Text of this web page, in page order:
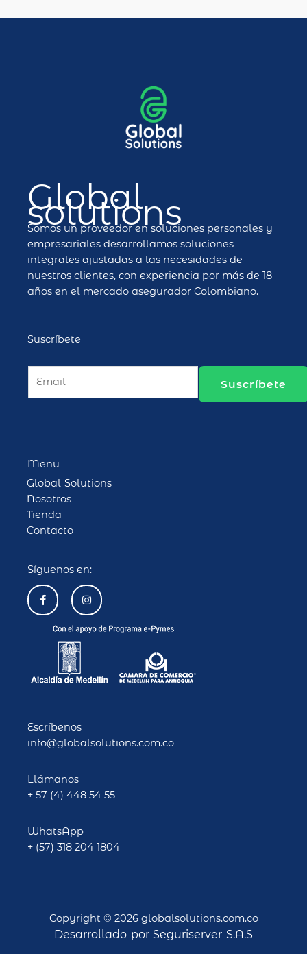
Global
solutions
Somos un proveedor en soluciones personales y
empresariales desarrollamos soluciones
integrales ajustadas a las necesidades de
nuestros clientes, con experiencia por más de 18
años en el mercado asegurador Colombiano.
Suscríbete
m
Suscríbete
Menu
Global Solutions
Nosotros
Tienda
Contacto
Síguenos en:
F
a
-
I
n
t
m
Escríbenos
info@globalsolutions.com.co
Llámanos
+ 57 (4) 448 54 55
WhatsApp
+ (57) 318 204 1804
Copyright © 2026 globalsolutions.com.co
Desarrollado por Seguriserver S.A.S